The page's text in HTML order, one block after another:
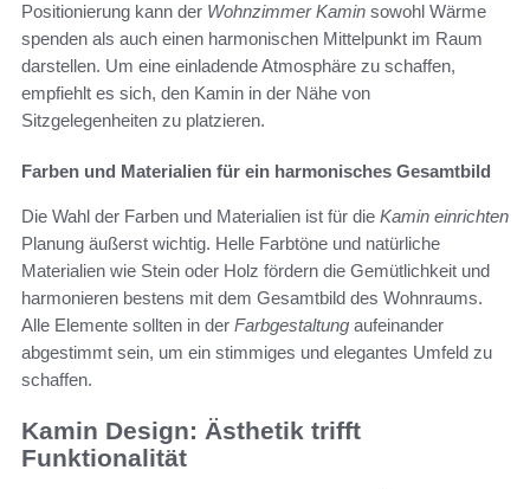
Positionierung kann der Wohnzimmer Kamin sowohl Wärme
spenden als auch einen harmonischen Mittelpunkt im Raum
darstellen. Um eine einladende Atmosphäre zu schaffen,
empfiehlt es sich, den Kamin in der Nähe von
Sitzgelegenheiten zu platzieren.
Farben und Materialien für ein harmonisches Gesamtbild
Die Wahl der Farben und Materialien ist für die Kamin einrichten
Planung äußerst wichtig. Helle Farbtöne und natürliche
Materialien wie Stein oder Holz fördern die Gemütlichkeit und
harmonieren bestens mit dem Gesamtbild des Wohnraums.
Alle Elemente sollten in der Farbgestaltung aufeinander
abgestimmt sein, um ein stimmiges und elegantes Umfeld zu
schaffen.
Kamin Design: Ästhetik trifft
Funktionalität